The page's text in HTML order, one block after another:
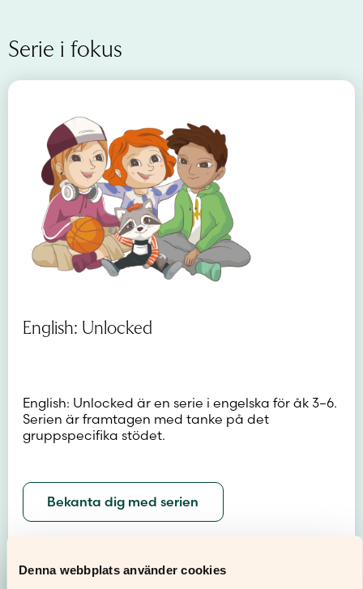
Denna webbplats använder cookies
Serie i fokus
English: Unlocked
English: Unlocked är en serie i engelska för åk 3–6.
Serien är framtagen med tanke på det
gruppspecifika stödet.
Bekanta dig med serien